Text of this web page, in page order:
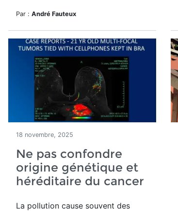
Par : André Fauteux
18 novembre, 2025
Ne pas confondre
origine génétique et
héréditaire du cancer
La pollution cause souvent des